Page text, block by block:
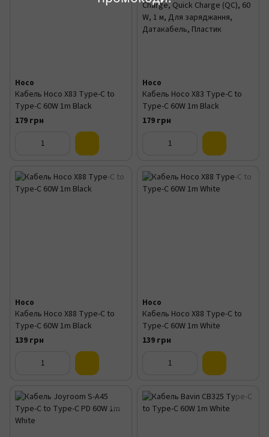
Hoco
Кабель Hoco X83 Type-C to
Type-C 60W 1m Black
179 грн
Hoco
Кабель Hoco X83 Type-C to
Type-C 60W 1m Black
179 грн
Hoco
Кабель Hoco X88 Type-C to
Type-C 60W 1m Black
139 грн
Hoco
Кабель Hoco X88 Type-C to
Type-C 60W 1m White
139 грн